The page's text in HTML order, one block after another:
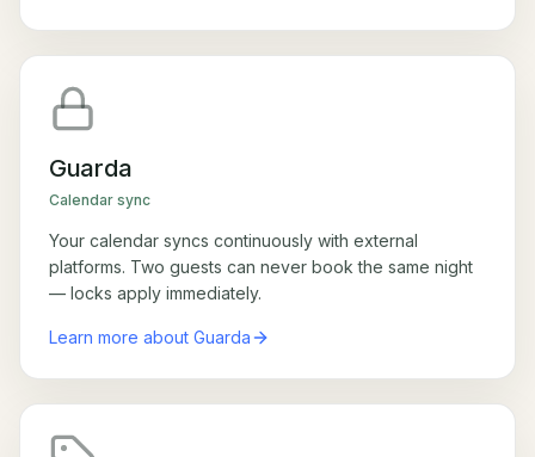
Guarda
Calendar sync
Your calendar syncs continuously with external
platforms. Two guests can never book the same night
— locks apply immediately.
Learn more about Guarda